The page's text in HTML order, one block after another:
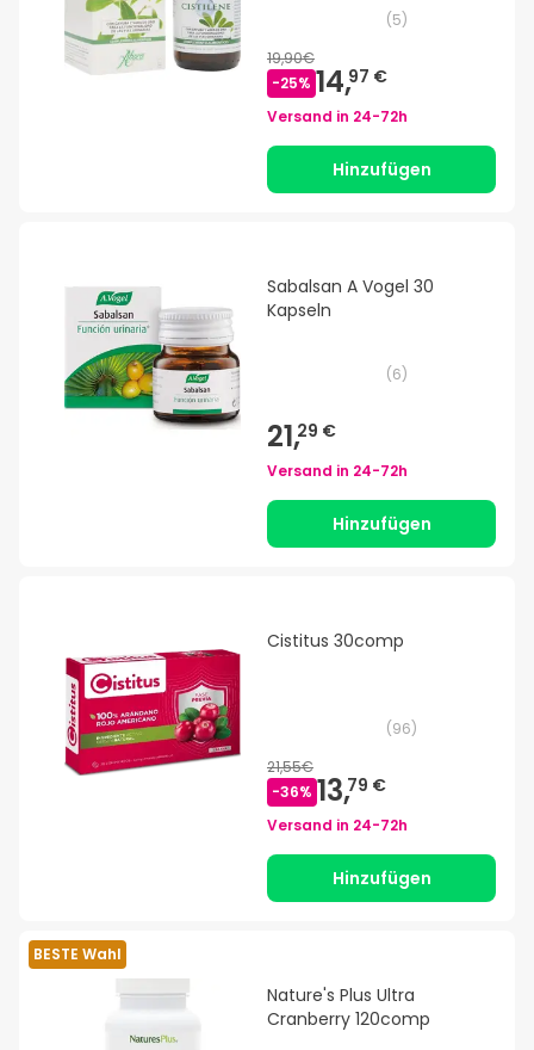
(5)
19,90€
-25% 14,97 €
Versand in 24-72h
Hinzufügen
Sabalsan A Vogel 30
Kapseln
(6)
21,29 €
Versand in 24-72h
Hinzufügen
Cistitus 30comp
(96)
21,55€
-36% 13,79 €
Versand in 24-72h
Hinzufügen
BESTE Wahl
Nature's Plus Ultra
Cranberry 120comp